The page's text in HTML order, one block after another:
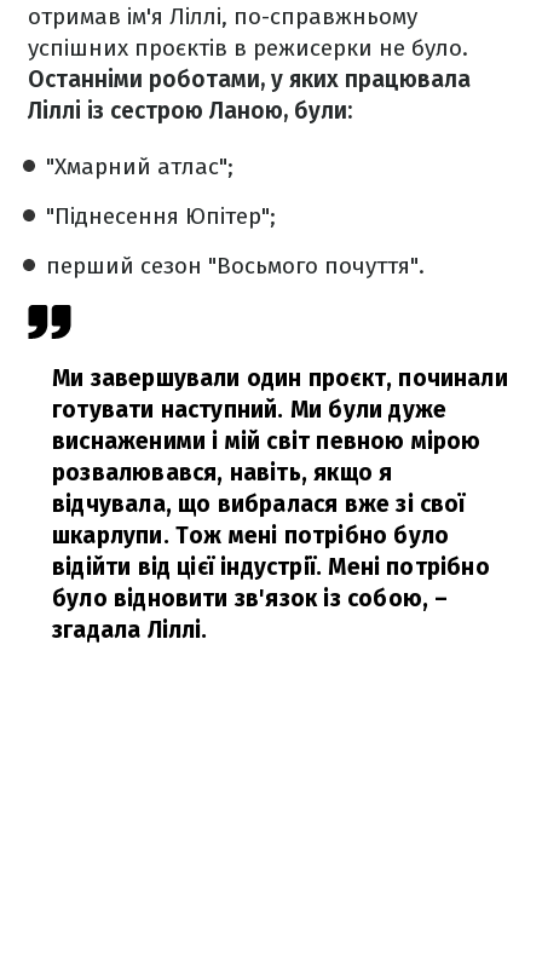
отримав ім'я Ліллі, по-справжньому
успішних проєктів в режисерки не було.
Останніми роботами, у яких працювала
Ліллі із сестрою Ланою, були:
"Хмарний атлас";
"Піднесення Юпітер";
перший сезон "Восьмого почуття".
Ми завершували один проєкт, починали
готувати наступний. Ми були дуже
виснаженими і мій світ певною мірою
розвалювався, навіть, якщо я
відчувала, що вибралася вже зі свої
шкарлупи. Тож мені потрібно було
відійти від цієї індустрії. Мені потрібно
було відновити зв'язок із собою, –
згадала Ліллі.